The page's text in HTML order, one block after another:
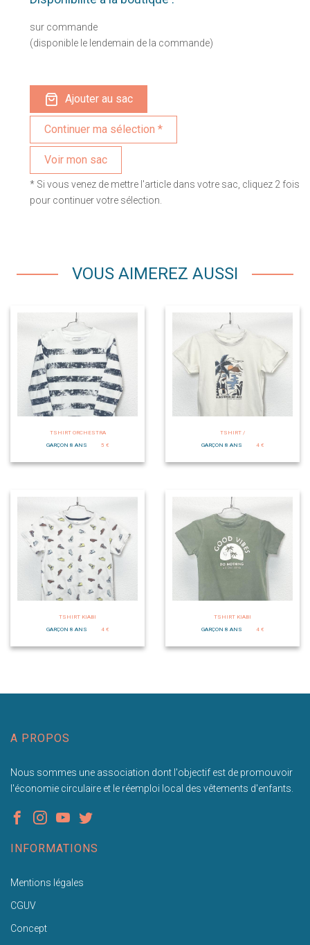
sur commande
(disponible le lendemain de la commande)
Ajouter au sac
Voir mon sac
* Si vous venez de mettre l'article dans votre sac, cliquez 2 fois
pour continuer votre sélection.
VOUS AIMEREZ AUSSI
TSHIRT ORCHESTRA
GARÇON 8 ANS
5 €
TSHIRT /
GARÇON 8 ANS
4 €
TSHIRT KIABI
GARÇON 8 ANS
4 €
TSHIRT KIABI
GARÇON 8 ANS
4 €
A PROPOS
Nous sommes une association dont l'objectif est de promouvoir
l'économie circulaire et le réemploi local des vêtements d'enfants.
INFORMATIONS
Mentions légales
CGUV
Concept